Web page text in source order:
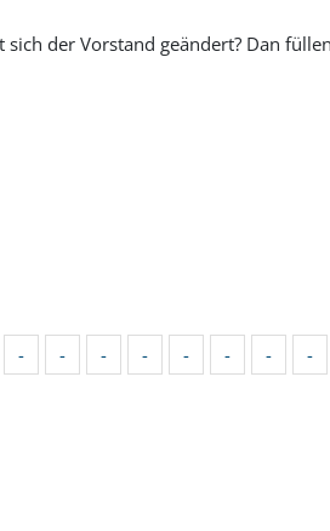
der Vorstand geändert? Dan
- - - - - - - -